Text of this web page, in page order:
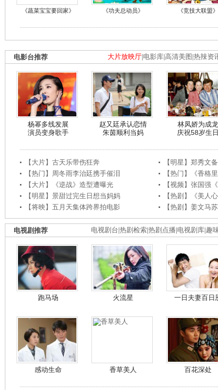
《蔬菜宝宝要回家》 《功夫总动员》 《竞技大联盟》
大片放映厅 电影库 高清美图 热辣资
电影台推荐
杨幂多线发展
演员变身歌手
赵又廷承认恋情
朱茵顺利当妈
林凤娇为成龙
庆祝58岁生
【大片】古天乐带伤狂奔
【明星】郑秀文
【热门】周冬雨李治廷携手催泪
【热门】《香格
【大片】《逆战》造型遭曝光
【视频】张国强
【明星】景甜过完生日想当妈妈
【热剧】《美人
【将映】五月天集体跨界拍电影
【热剧】姜文马
电视剧台 热剧检索 热剧点播 电视剧库 趣
电视剧推荐
跑马场 火流星 一日夫妻百日
感动生命 香草美人 百花深处